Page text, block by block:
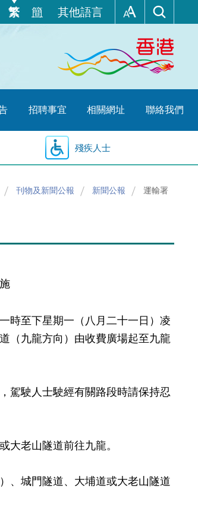
繁 簡 其他語言
招聘事宜 相關網址 聯絡我們
殘疾人士
刊物及新聞公報 新聞公報 運輸署
至下星期一（八月二十一日）凌
（九龍方向）由收費廣場起至九龍
駛人士駛經有關路段時請保持忍
老山隧道前往九龍。
城門隧道、大埔道或大老山隧道